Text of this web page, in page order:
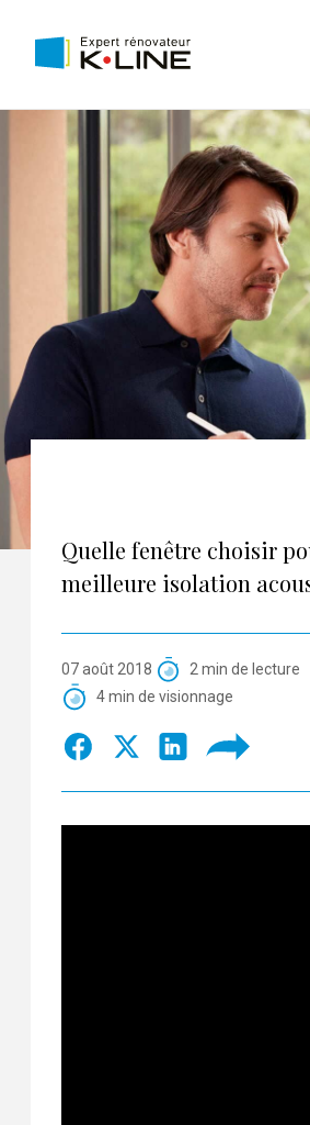
Quelle fenêtre choisir
meilleure isolation
07 août 2018
2 min de lecture
4 min de visionnage